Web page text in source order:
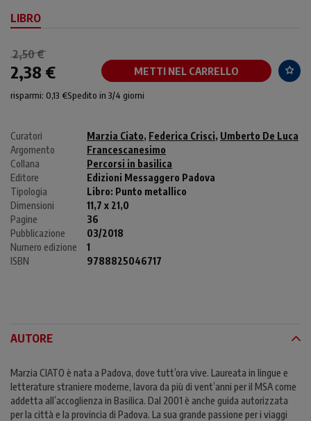
LIBRO
2,50 €
2,38 € METTI NEL CARRELLO
risparmi: 0,13 €Spedito in 3/4 giorni
Curatori Marzia Ciato, Federica Crisci, Umberto De Luca
Argomento
Francescanesimo
Collana
Percorsi in basilica
Editore
Edizioni Messaggero Padova
Tipologia
Libro: Punto metallico
Dimensioni
11,7 x 21,0
Pagine
36
Pubblicazione
03/2018
Numero edizione
1
ISBN
9788825046717
AUTORE
Marzia CIATO è nata a Padova, dove tutt’ora vive. Laureata in lingue e
letterature straniere moderne, lavora da più di vent’anni per il MSA come
addetta all’accoglienza in Basilica. Dal 2001 è anche guida autorizzata
per la città e la provincia di Padova. La sua grande passione per i viaggi